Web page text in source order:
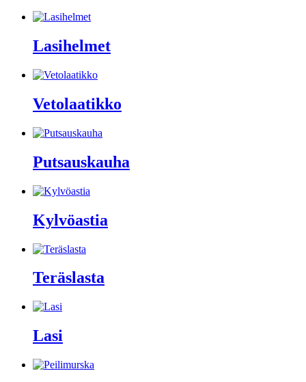
Lasihelmet
Vetolaatikko
Putsauskauha
Kylvöastia
Teräslasta
Lasi